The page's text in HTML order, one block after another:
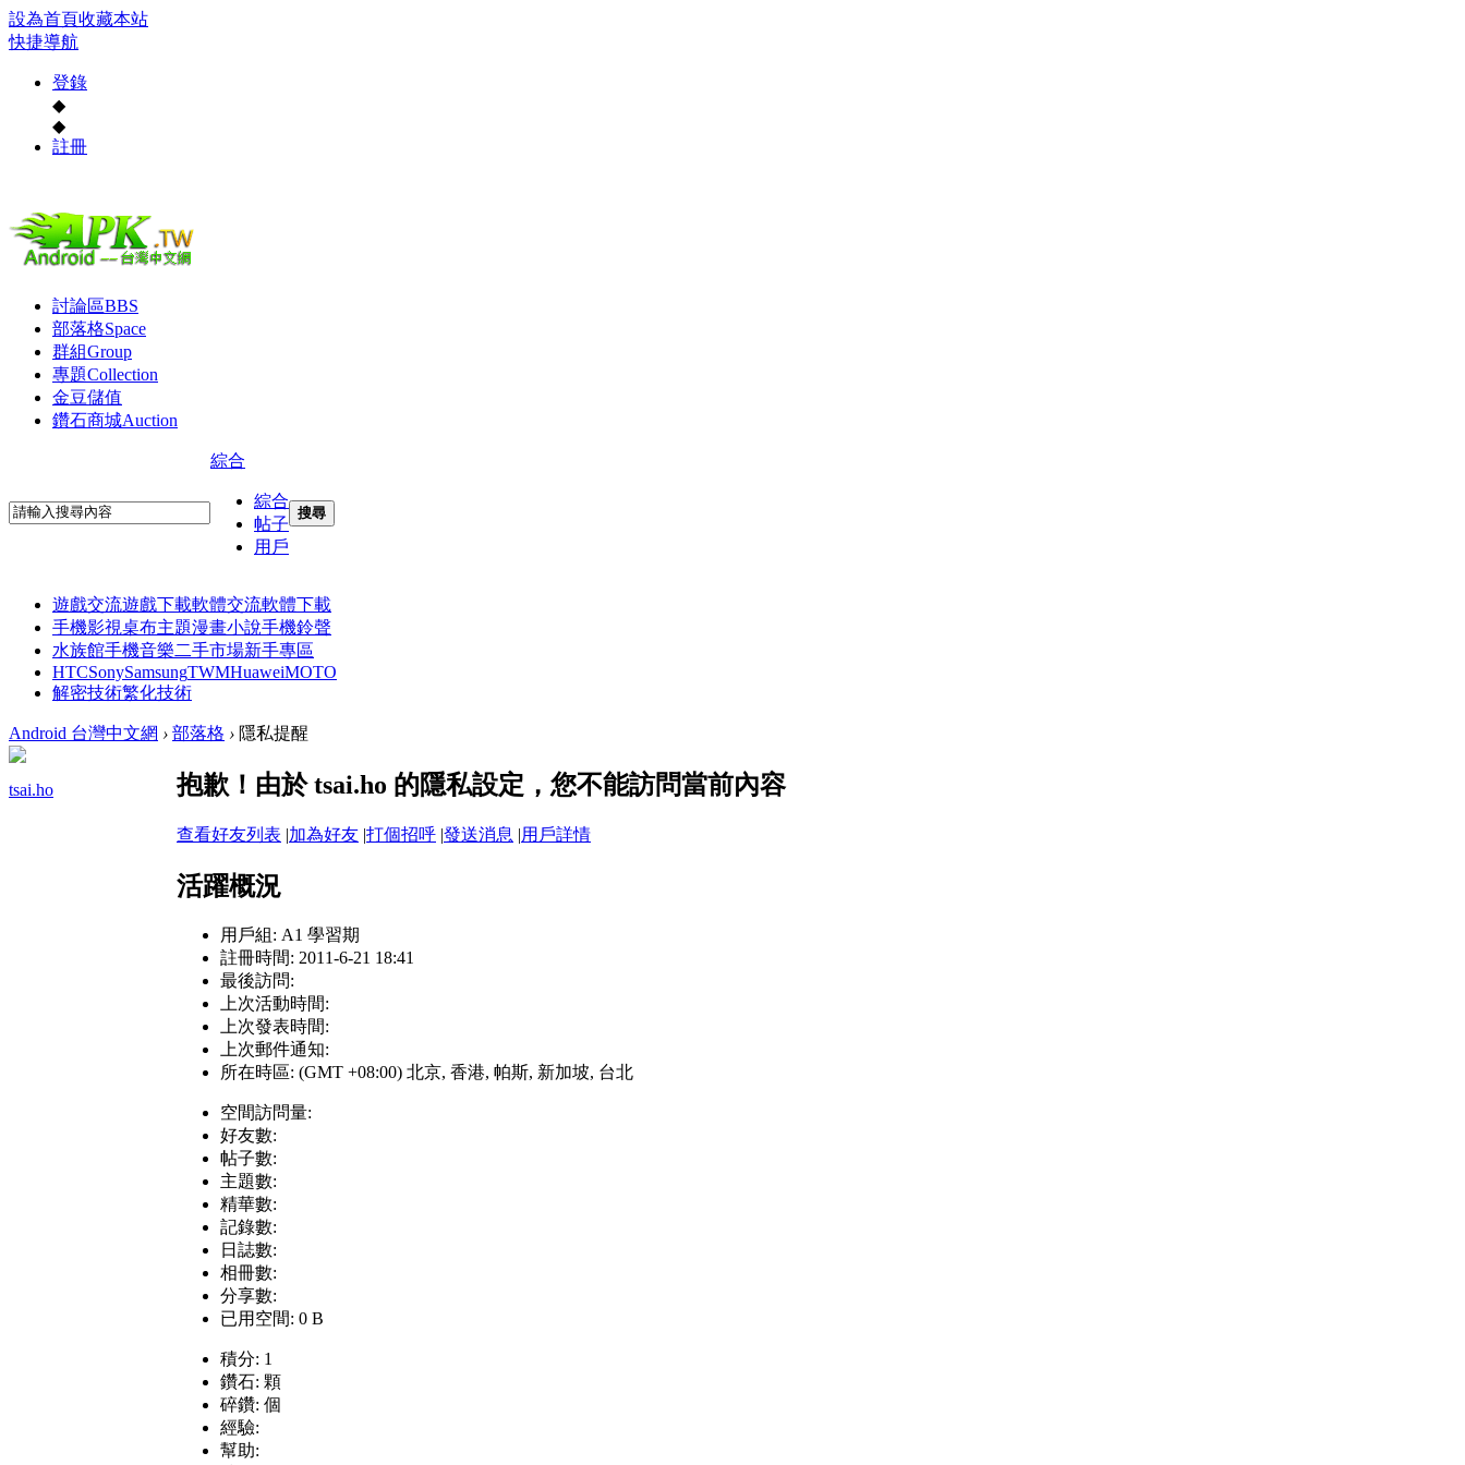
設為首頁收藏本站
快捷導航
登錄
◆
◆
註冊
討論區BBS
部落格Space
群組Group
專題Collection
金豆儲值
鑽石商城Auction
綜合
綜合
帖子
用戶
搜尋
遊戲交流遊戲下載軟體交流軟體下載
手機影視桌布主題漫畫小說手機鈴聲
水族館手機音樂二手市場新手專區
HTCSonySamsungTWMHuaweiMOTO
解密技術繁化技術
Android 台灣中文網 › 部落格 › 隱私提醒
tsai.ho 抱歉！由於 tsai.ho 的隱私設定，您不能訪問當前內容
查看好友列表 |加為好友 |打個招呼 |發送消息 |用戶詳情
活躍概況
用戶組: A1 學習期
註冊時間: 2011-6-21 18:41
最後訪問:
上次活動時間:
上次發表時間:
上次郵件通知:
所在時區: (GMT +08:00) 北京, 香港, 帕斯, 新加坡, 台北
空間訪問量:
好友數:
帖子數:
主題數:
精華數:
記錄數:
日誌數:
相冊數:
分享數:
已用空間: 0 B
積分: 1
鑽石: 顆
碎鑽: 個
經驗:
幫助: